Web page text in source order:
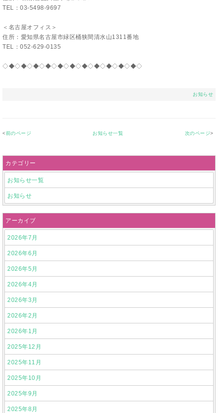
TEL：03-5498-9697
＜名古屋オフィス＞
住所：愛知県名古屋市緑区桶狭間清水山1311番地
TEL：052-629-0135
◇◆◇◆◇◆◇◆◇◆◇◆◇◆◇◆◇◆◇◆◇◆◇
お知らせ
<前のページ お知らせ一覧 次のページ>
カテゴリー
お知らせ一覧
お知らせ
アーカイブ
2026年7月
2026年6月
2026年5月
2026年4月
2026年3月
2026年2月
2026年1月
2025年12月
2025年11月
2025年10月
2025年9月
2025年8月